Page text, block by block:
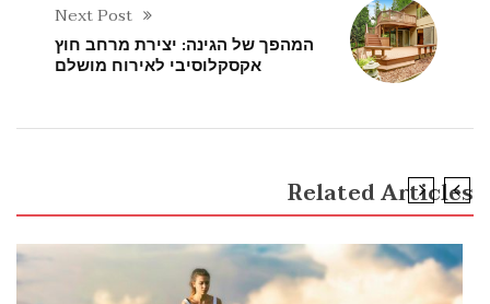
Next Post
המהפך של הגינה: יצירת מרחב חוץ
אקסקלוסיבי לאירוח מושלם
Related Articles